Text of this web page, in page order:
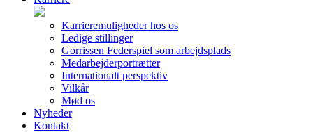
Karrieremuligheder hos os
Ledige stillinger
Gorrissen Federspiel som arbejdsplads
Medarbejderportrætter
Internationalt perspektiv
Vilkår
Mød os
Nyheder
Kontakt